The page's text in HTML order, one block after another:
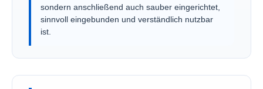
sondern anschließend auch sauber eingerichtet,
sinnvoll eingebunden und verständlich nutzbar
ist.